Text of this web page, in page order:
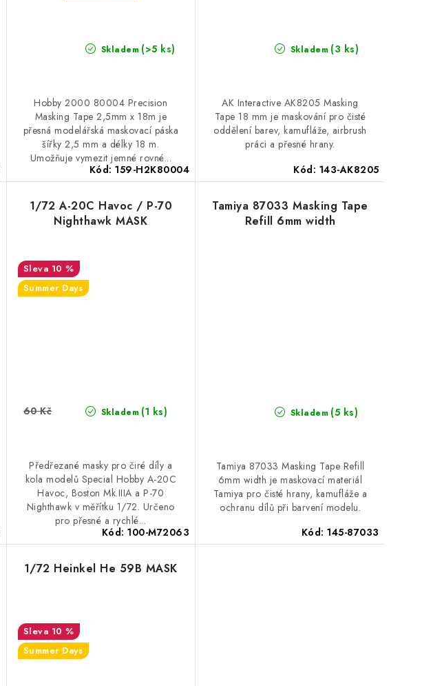
Skladem (>5 ks)
Hobby 2000 80004 Precision
Masking Tape 2,5mm x 18m je
přesná modelářská maskovací páska
šířky 2,5 mm a délky 18 m.
Umožňuje vymezit jemné rovné...
Kód:159-H2K80004
Skladem (3 ks)
AK Interactive AK8205 Masking
Tape 18 mm je maskování pro čisté
oddělení barev, kamufláže, airbrush
práci a přesné hrany.
Kód: 143-AK8205
1/72 A-20C Havoc / P-70
Nighthawk MASK
10 %
Summer Days
Skladem (1 ks)
60 Kč
Předřezané masky pro čiré díly a
kola modelů Special Hobby A-20C
Havoc, Boston Mk.IIIA a P-70
Nighthawk v měřítku 1/72. Určeno
pro přesné a rychlé...
Kód:100-M72063
Tamiya 87033 Masking Tape
Refill 6mm width
Skladem (5 ks)
Tamiya 87033 Masking Tape Refill
6mm width je maskovací materiál
Tamiya pro čisté hrany, kamufláže a
ochranu dílů při barvení modelu.
Kód:145-87033
1/72 Heinkel He 59B MASK
10 %
Summer Days